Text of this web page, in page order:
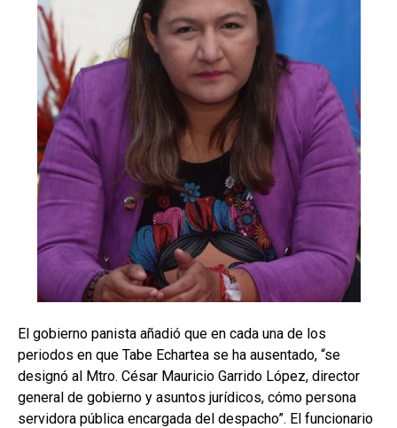
El gobierno panista añadió que en cada una de los
periodos en que Tabe Echartea se ha ausentado, “se
designó al Mtro. César Mauricio Garrido López, director
general de gobierno y asuntos jurídicos, cómo persona
servidora pública encargada del despacho”. El funcionario